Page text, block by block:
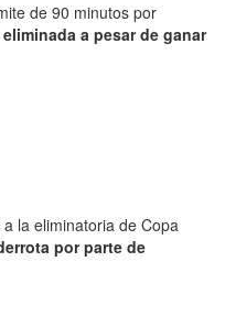
de 90 minutos por
a pesar de ganar
la eliminatoria de Copa
por parte de